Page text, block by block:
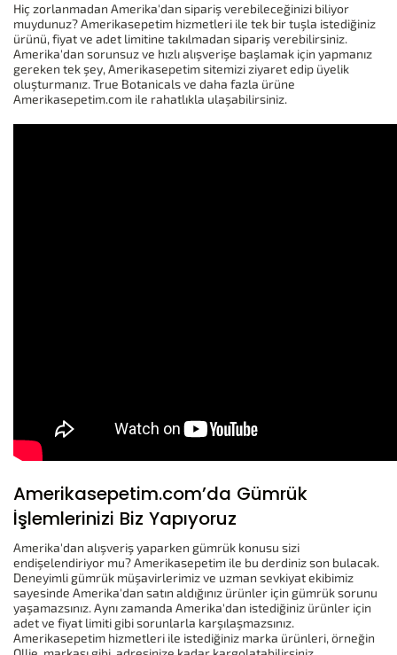
Hiç zorlanmadan Amerika'dan sipariş verebileceğinizi biliyor
muydunuz? Amerikasepetim hizmetleri ile tek bir tuşla istediğiniz
ürünü, fiyat ve adet limitine takılmadan sipariş verebilirsiniz.
Amerika'dan sorunsuz ve hızlı alışverişe başlamak için yapmanız
gereken tek şey, Amerikasepetim sitemizi ziyaret edip üyelik
oluşturmanız. True Botanicals ve daha fazla ürüne
Amerikasepetim.com ile rahatlıkla ulaşabilirsiniz.
Amerikasepetim.com’da Gümrük
İşlemlerinizi Biz Yapıyoruz
Amerika'dan alışveriş yaparken gümrük konusu sizi
endişelendiriyor mu? Amerikasepetim ile bu derdiniz son bulacak.
Deneyimli gümrük müşavirlerimiz ve uzman sevkiyat ekibimiz
sayesinde Amerika'dan satın aldığınız ürünler için gümrük sorunu
yaşamazsınız. Aynı zamanda Amerika'dan istediğiniz ürünler için
adet ve fiyat limiti gibi sorunlarla karşılaşmazsınız.
Amerikasepetim hizmetleri ile istediğiniz marka ürünleri, örneğin